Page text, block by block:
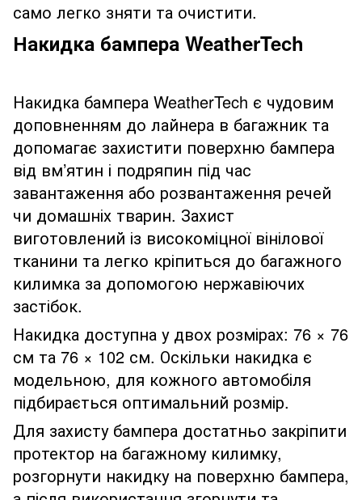
само легко зняти та очистити.
Накидка бампера WeatherTech
Накидка бампера WeatherTech є чудовим
доповненням до лайнера в багажник та
допомагає захистити поверхню бампера
від вм’ятин і подряпин під час
завантаження або розвантаження речей
чи домашніх тварин. Захист
виготовлений із високоміцної вінілової
тканини та легко кріпиться до багажного
килимка за допомогою нержавіючих
застібок.
Накидка доступна у двох розмірах: 76 × 76
см та 76 × 102 см. Оскільки накидка є
модельною, для кожного автомобіля
підбирається оптимальний розмір.
Для захисту бампера достатньо закріпити
протектор на багажному килимку,
розгорнути накидку на поверхню бампера,